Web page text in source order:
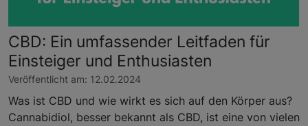
CBD: Ein umfassender Leitfaden für
Einsteiger und Enthusiasten
Veröffentlicht am: 12.02.2024
Was ist CBD und wie wirkt es sich auf den Körper aus?
Cannabidiol, besser bekannt als CBD, ist eine von vielen